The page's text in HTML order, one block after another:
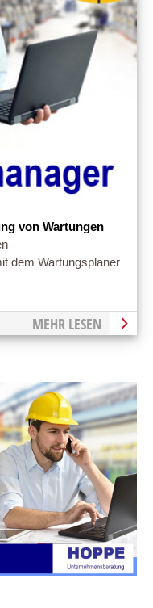
von Wartungen
dem Wartungsplaner
MEHR LESEN